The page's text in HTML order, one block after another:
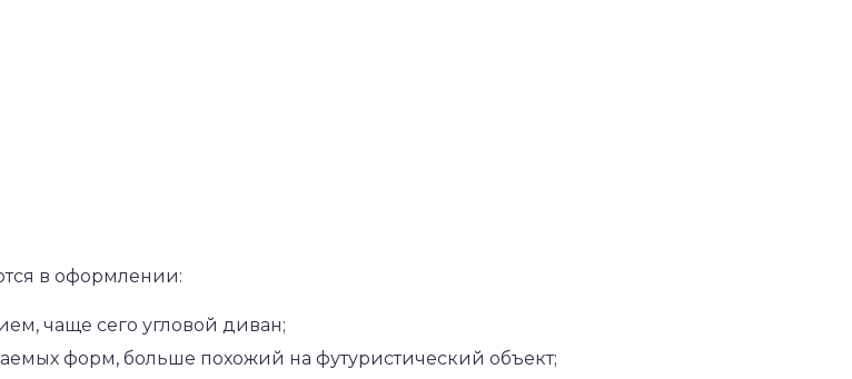
в оформлении:
чаще сего угловой диван;
форм, больше похожий на футуристический объект;